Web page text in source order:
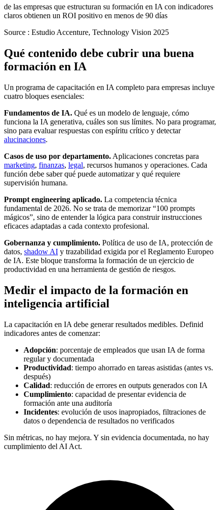
de las empresas que estructuran su formación en IA con indicadores
claros obtienen un ROI positivo en menos de 90 días
Source : Estudio Accenture, Technology Vision 2025
Qué contenido debe cubrir una buena
formación en IA
Un programa de capacitación en IA completo para empresas incluye
cuatro bloques esenciales:
Fundamentos de IA. Qué es un modelo de lenguaje, cómo
funciona la IA generativa, cuáles son sus límites. No para programar,
sino para evaluar respuestas con espíritu crítico y detectar
alucinaciones.
Casos de uso por departamento. Aplicaciones concretas para
marketing, finanzas, legal, recursos humanos y operaciones. Cada
función debe saber qué puede automatizar y qué requiere
supervisión humana.
Prompt engineering aplicado. La competencia técnica
fundamental de 2026. No se trata de memorizar “100 prompts
mágicos”, sino de entender la lógica para construir instrucciones
eficaces adaptadas a cada contexto profesional.
Gobernanza y cumplimiento. Política de uso de IA, protección de
datos, shadow AI y trazabilidad exigida por el Reglamento Europeo
de IA. Este bloque transforma la formación de un ejercicio de
productividad en una herramienta de gestión de riesgos.
Medir el impacto de la formación en
inteligencia artificial
La capacitación en IA debe generar resultados medibles. Definid
indicadores antes de comenzar:
Adopción: porcentaje de empleados que usan IA de forma
regular y documentada
Productividad: tiempo ahorrado en tareas asistidas (antes vs.
después)
Calidad: reducción de errores en outputs generados con IA
Cumplimiento: capacidad de presentar evidencia de
formación ante una auditoría
Incidentes: evolución de usos inapropiados, filtraciones de
datos o dependencia de resultados no verificados
Sin métricas, no hay mejora. Y sin evidencia documentada, no hay
cumplimiento del AI Act.